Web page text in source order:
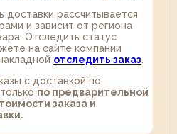
доставки рассчитывается
и зависит от региона
Отследить статус
на сайте компании
отследить заказ
с доставкой по
по предварительной
заказа и